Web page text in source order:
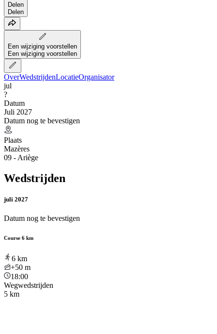
Delen
Delen
Een wijziging voorstellen
Een wijziging voorstellen
OverWedstrijdenLocatieOrganisator
jul
?
Datum
Juli 2027
Datum nog te bevestigen
Plaats
Mazères
09 - Ariège
Wedstrijden
juli 2027
Datum nog te bevestigen
Course 6 km
6 km
+50 m
18:00
Wegwedstrijden
5 km